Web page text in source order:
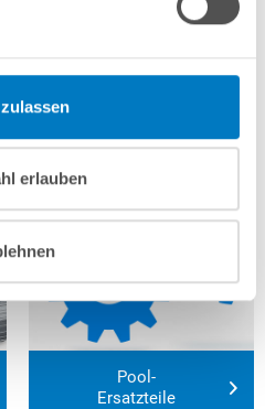
erlauben
Ersatz-Leuchtmittel
für Poolscheinwerfer
Pool-
Ersatzteile